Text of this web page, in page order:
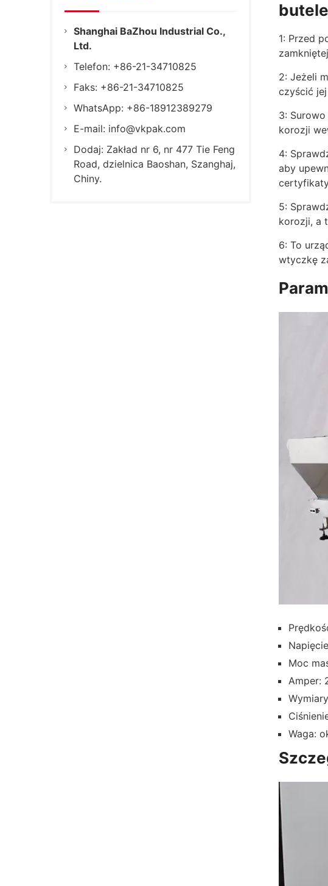
1: Przed
2: Jeżeli
czyścić
3:
korozji
4:
aby
5:
korozji, a
6: To
wtyczkę
Moc
Amper:
Waga:
Shanghai BaZhou Industrial Co.,
Ltd.
Telefon: +86-21-34710825
Faks: +86-21-34710825
WhatsApp: +86-18912389279
E-mail: info@vkpak.com
Dodaj: Zakład nr 6, nr 477 Tie Feng
Road, dzielnica Baoshan, Szanghaj,
Chiny.